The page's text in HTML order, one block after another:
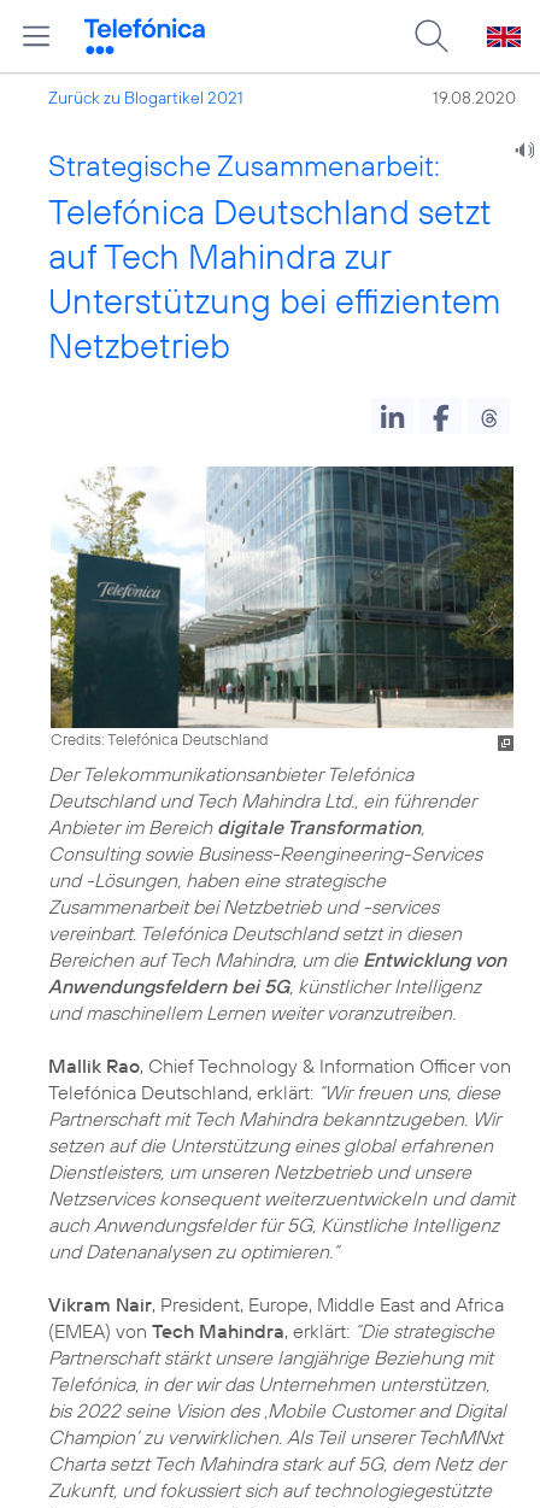
Zurück zu Blogartikel 2021 19.08.2020
Strategische Zusammenarbeit:
Telefónica Deutschland setzt
auf Tech Mahindra zur
Unterstützung bei effizientem
Netzbetrieb
Credits: Telefónica Deutschland
Der Telekommunikationsanbieter Telefónica
Deutschland und Tech Mahindra Ltd., ein führender
Anbieter im Bereich digitale Transformation,
Consulting sowie Business-Reengineering-Services
und -Lösungen, haben eine strategische
Zusammenarbeit bei Netzbetrieb und -services
vereinbart. Telefónica Deutschland setzt in diesen
Bereichen auf Tech Mahindra, um die Entwicklung von
Anwendungsfeldern bei 5G, künstlicher Intelligenz
und maschinellem Lernen weiter voranzutreiben.
Mallik Rao, Chief Technology & Information Officer von
Telefónica Deutschland, erklärt: “Wir freuen uns, diese
Partnerschaft mit Tech Mahindra bekanntzugeben. Wir
setzen auf die Unterstützung eines global erfahrenen
Dienstleisters, um unseren Netzbetrieb und unsere
Netzservices konsequent weiterzuentwickeln und damit
auch Anwendungsfelder für 5G, Künstliche Intelligenz
und Datenanalysen zu optimieren.“
Vikram Nair, President, Europe, Middle East and Africa
(EMEA) von Tech Mahindra, erklärt: “Die strategische
Partnerschaft stärkt unsere langjährige Beziehung mit
Telefónica, in der wir das Unternehmen unterstützen,
bis 2022 seine Vision des ‚Mobile Customer and Digital
Champion‘ zu verwirklichen. Als Teil unserer TechMNxt
Charta setzt Tech Mahindra stark auf 5G, dem Netz der
Zukunft, und fokussiert sich auf technologiegestützte